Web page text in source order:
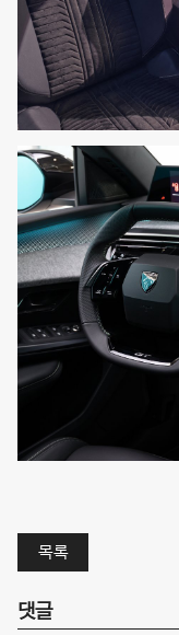
목록
댓글